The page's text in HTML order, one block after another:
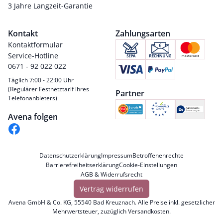
3 Jahre Langzeit-Garantie
Kontakt
Kontaktformular
Service-Hotline
0671 - 92 022 022
Täglich 7:00 - 22:00 Uhr
(Regulärer Festnetztarif ihres
Telefonanbieters)
Avena folgen
Zahlungsarten
Partner
DatenschutzerklärungImpressumBetroffenenrechte
BarrierefreiheitserklärungCookie-Einstellungen
AGB & Widerrufsrecht
Vertrag widerrufen
Avena GmbH & Co. KG, 55540 Bad Kreuznach. Alle Preise inkl. gesetzlicher
Mehrwertsteuer, zuzüglichVersandkosten.